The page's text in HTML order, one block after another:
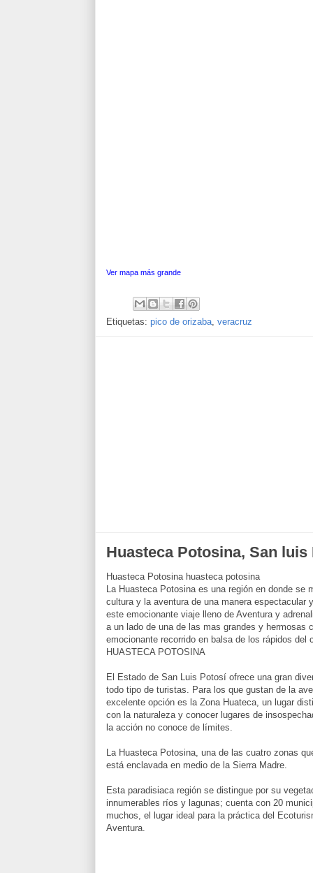
Ver mapa más grande
Etiquetas: pico de orizaba, veracruz
Huasteca Potosina, San luis
Huasteca Potosina huasteca potosina
La Huasteca Potosina es una región en donde se
cultura y la aventura de una manera espectacular
este emocionante viaje lleno de Aventura y
a un lado de una de las mas grandes y hermosas
emocionante recorrido en balsa de los rápidos del
HUASTECA POTOSINA
El Estado de San Luis Potosí ofrece una gran
todo tipo de turistas. Para los que gustan de la
excelente opción es la Zona Huateca, un lugar
con la naturaleza y conocer lugares de
la acción no conoce de límites.
La Huasteca Potosina, una de las cuatro zonas
está enclavada en medio de la Sierra Madre.
Esta paradisiaca región se distingue por su
innumerables ríos y lagunas; cuenta con 20
muchos, el lugar ideal para la práctica del
Aventura.